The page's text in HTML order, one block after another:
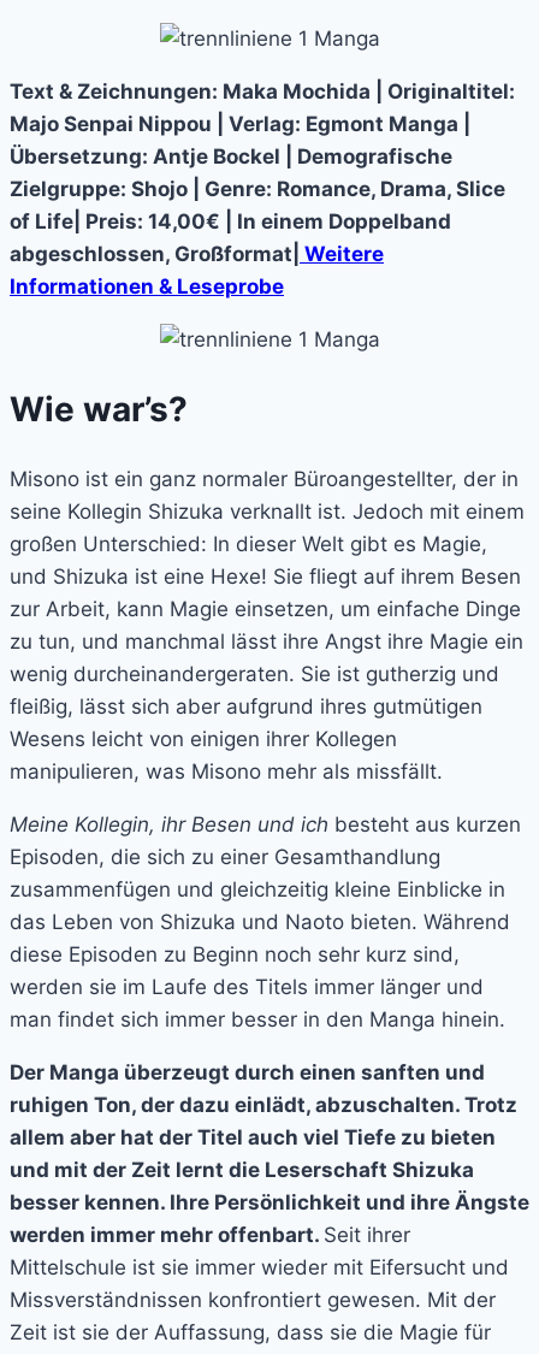
Text & Zeichnungen: Maka Mochida | Originaltitel:
Majo Senpai Nippou | Verlag: Egmont Manga |
Übersetzung: Antje Bockel | Demografische
Zielgruppe: Shojo | Genre: Romance, Drama, Slice
of Life| Preis: 14,00€ | In einem Doppelband
abgeschlossen, Großformat| Weitere
Informationen & Leseprobe
Wie war’s?
Misono ist ein ganz normaler Büroangestellter, der in
seine Kollegin Shizuka verknallt ist. Jedoch mit einem
großen Unterschied: In dieser Welt gibt es Magie,
und Shizuka ist eine Hexe! Sie fliegt auf ihrem Besen
zur Arbeit, kann Magie einsetzen, um einfache Dinge
zu tun, und manchmal lässt ihre Angst ihre Magie ein
wenig durcheinandergeraten. Sie ist gutherzig und
fleißig, lässt sich aber aufgrund ihres gutmütigen
Wesens leicht von einigen ihrer Kollegen
manipulieren, was Misono mehr als missfällt.
Meine Kollegin, ihr Besen und ich besteht aus kurzen
Episoden, die sich zu einer Gesamthandlung
zusammenfügen und gleichzeitig kleine Einblicke in
das Leben von Shizuka und Naoto bieten. Während
diese Episoden zu Beginn noch sehr kurz sind,
werden sie im Laufe des Titels immer länger und
man findet sich immer besser in den Manga hinein.
Der Manga überzeugt durch einen sanften und
ruhigen Ton, der dazu einlädt, abzuschalten. Trotz
allem aber hat der Titel auch viel Tiefe zu bieten
und mit der Zeit lernt die Leserschaft Shizuka
besser kennen. Ihre Persönlichkeit und ihre Ängste
werden immer mehr offenbart. Seit ihrer
Mittelschule ist sie immer wieder mit Eifersucht und
Missverständnissen konfrontiert gewesen. Mit der
Zeit ist sie der Auffassung, dass sie die Magie für